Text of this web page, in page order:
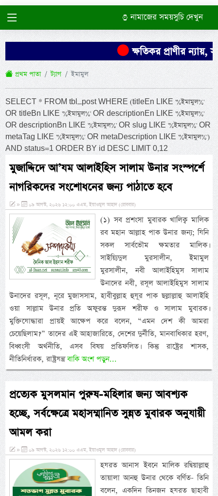
নামাজের সময়সুচি দেখুন
ক্ষতিকর প্রাণীর ন্যায়,
প্রথম পাতা ট্যাগ ইমামুল
SELECT * FROM tbl_post WHERE (titleEn LIKE '%ইমামুল%'
OR titleBn LIKE '%ইমামুল%' OR descriptionEn LIKE '%ইমামুল%'
OR descriptionBn LIKE '%ইমামুল%' OR slug LIKE '%ইমামুল%' OR
metaTag LIKE '%ইমামুল%' OR metaDescription LIKE '%ইমামুল%')
AND status=1 ORDER BY id DESC LIMIT 0,12
মুজাদ্দিদে আ’যম আলাইহিস সালাম উনার সংস্পর্শে
নাগরিকদের সংশোধনের জন্য পাঠাতে হবে
» ০৯ আগস্ট, ২০২৬ ১২:০০ এএম, ইয়াওমুল আহাদ (রোববার)
(১) সব প্রশংসা মুবারক খালিক্ব মালিক
রব মহান আল্লাহ পাক উনার জন্য; যিনি
সকল সার্বভৌম ক্ষমতার মালিক।
সাইয়্যিদুল মুরসালীন, ইমামুল
মুরসালীন, নবী আলাইহিমুস সালাম
উনাদের নবী, রসূল আলাইহিমুস সালাম
উনাদের রসূল, নূরে মুজাসসাম, হাবীবুল্লাহ হুযূর পাক ছল্লাল্লাহু আলাইহি
ওয়া সাল্লাম উনার প্রতি অফুরন্ত দুরূদ শরীফ ও সালাম মুবারক।
মুক্তিযোদ্ধারা প্রায়ই আক্ষেপ করে বলেন, “এমন দেশ কী আমরা
চেয়েছিলাম?” তাদের এই আহাজারিতে, দেশের দুর্নীতি, মানবাধিকার হরণ,
বিধ্বংসী অর্থনীতি, এসব বিষয় প্রতিফলিত। কিন্তু রাষ্ট্রের শাসক,
নীতিনির্ধারক, রাষ্ট্রযন্ত্রবাকি অংশ পড়ুন...
প্রত্যেক মুসলমান পুরুষ-মহিলার জন্য আবশ্যক
হচ্ছে, সর্বক্ষেত্রে মহাসম্মানিত সুন্নত মুবারক অনুযায়ী
আমল করা
» ০৯ আগস্ট, ২০২৬ ১২:০০ এএম, ইয়াওমুল আহাদ (রোববার)
হযরত আনাস ইবনে মালিক রদ্বিয়াল্লাহু
তায়ালা আনহু উনার থেকে বর্ণিত- তিনি
বলেন, একদিন তিনজন হযরত ছাহাবী